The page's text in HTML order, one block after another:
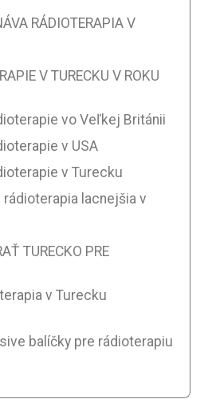
RÁDIOTERAPIA V
V TURECKU V ROKU
vo Veľkej Británii
v USA
v Turecku
rádioterapia lacnejšia v
TURECKO PRE
v Turecku
balíčky pre rádioterapiu